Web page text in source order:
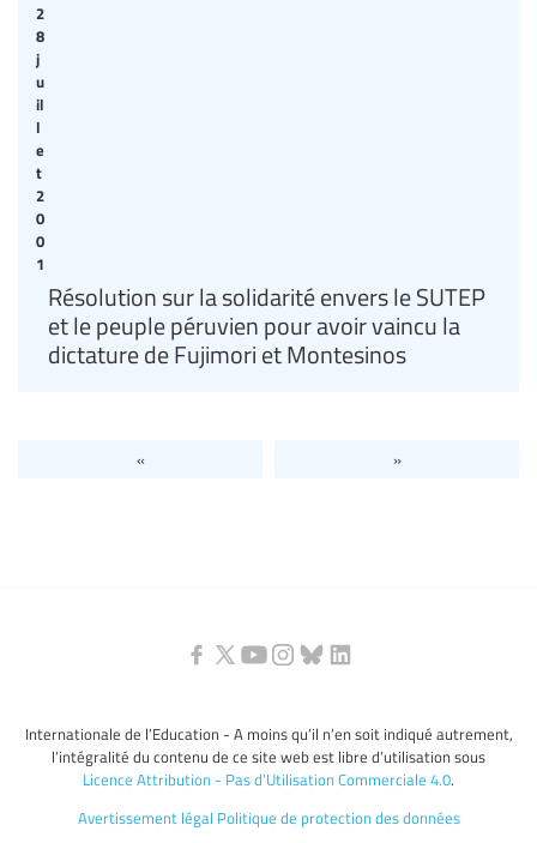
2
8
j
u
il
l
e
t
2
0
0
1
Résolution sur la solidarité envers le SUTEP
et le peuple péruvien pour avoir vaincu la
dictature de Fujimori et Montesinos
« »
Internationale de l’Education - A moins qu’il n’en soit indiqué autrement,
l’intégralité du contenu de ce site web est libre d’utilisation sous
Licence Attribution - Pas d’Utilisation Commerciale 4.0.
Avertissement légal Politique de protection des données